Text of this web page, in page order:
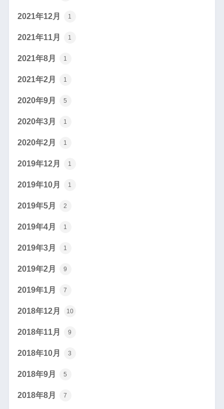
2021年12月 1
2021年11月 1
2021年8月 1
2021年2月 1
2020年9月 5
2020年3月 1
2020年2月 1
2019年12月 1
2019年10月 1
2019年5月 2
2019年4月 1
2019年3月 1
2019年2月 9
2019年1月 7
2018年12月 10
2018年11月 9
2018年10月 3
2018年9月 5
2018年8月 7